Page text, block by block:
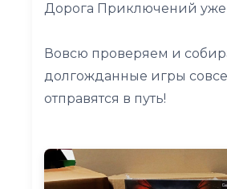
Дорога Приключений уже
Вовсю проверяем и
долгожданные игры
отправятся в путь!